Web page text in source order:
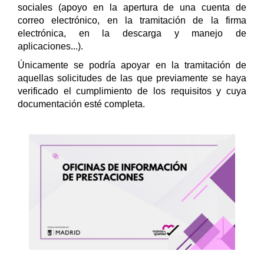
sociales (apoyo en la apertura de una cuenta de
correo electrónico, en la tramitación de la firma
electrónica, en la descarga y manejo de
aplicaciones...).
Únicamente se podría apoyar en la tramitación de
aquellas solicitudes de las que previamente se haya
verificado el cumplimiento de los requisitos y cuya
documentación esté completa.